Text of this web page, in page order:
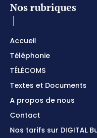
Nos rubriques
Accueil
Téléphonie
TÉLÉCOMS
Textes et Documents
A propos de nous
Contact
Nos tarifs sur DIGITAL